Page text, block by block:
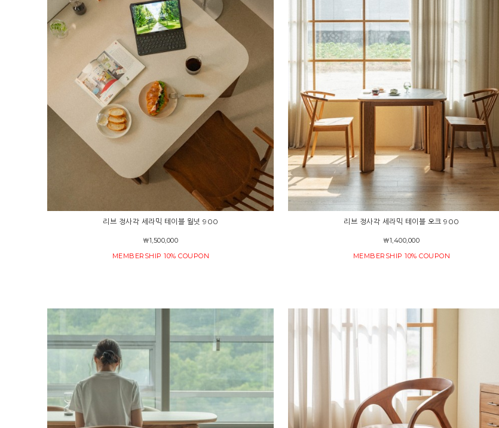
리브 정사각 세라믹 테이블 월넛 900
￦1,500,000
MEMBERSHIP 10% COUPON
리브 정사각 세라믹 테이블 오크 900
￦1,400,000
MEMBERSHIP 10% COUPON